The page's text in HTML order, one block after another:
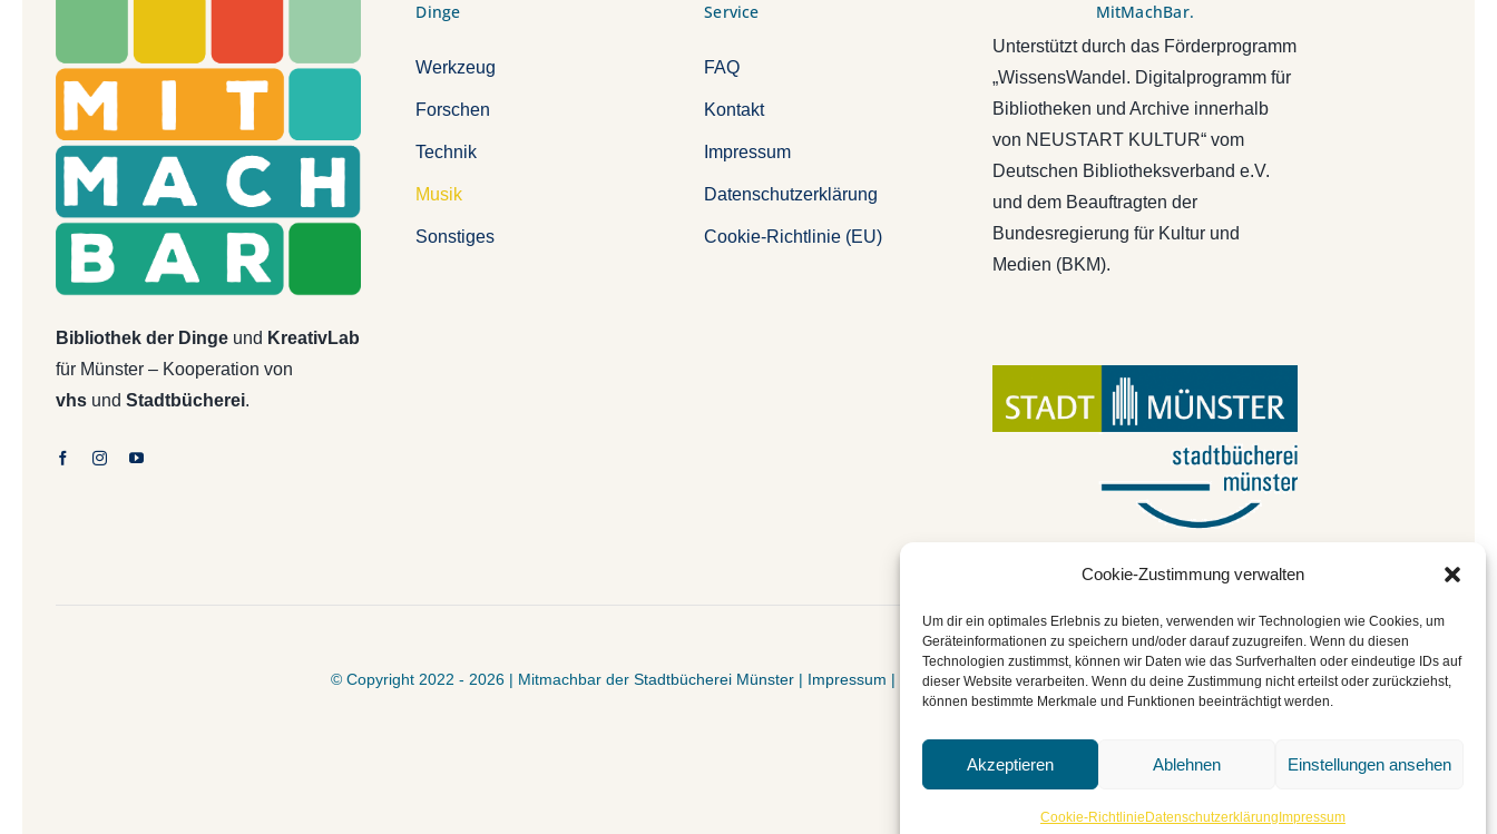
Cookie-Zustimmung verwalten
Um dir ein optimales Erlebnis zu bieten, verwenden wir Technologien wie Cookies, um
Geräteinformationen zu speichern und/oder darauf zuzugreifen. Wenn du diesen
Technologien zustimmst, können wir Daten wie das Surfverhalten oder eindeutige IDs auf
dieser Website verarbeiten. Wenn du deine Zustimmung nicht erteilst oder zurückziehst,
können bestimmte Merkmale und Funktionen beeinträchtigt werden.
Akzeptieren Ablehnen Einstellungen ansehen
Cookie-Richtlinie Datenschutzerklärung Impressum
Bibliothek der Dingeund KreativLab
für Münster – Kooperation von
vhsund Stadtbücherei.
Dinge
Werkzeug
Forschen
Technik
Musik
Sonstiges
Service
FAQ
Kontakt
Impressum
Datenschutzerklärung
Cookie-Richtlinie (EU)
MitMachBar.
Unterstützt durch das Förderprogramm
„WissensWandel. Digitalprogramm für
Bibliotheken und Archive innerhalb
von NEUSTART KULTUR“ vom
Deutschen Bibliotheksverband e.V.
und dem Beauftragten der
Bundesregierung für Kultur und
Medien (BKM).
© Copyright 2022 - 2026 | Mitmachbar der Stadtbücherei Münster| Impressum | Datenschutz|Cookie-Richtlinie|BGO